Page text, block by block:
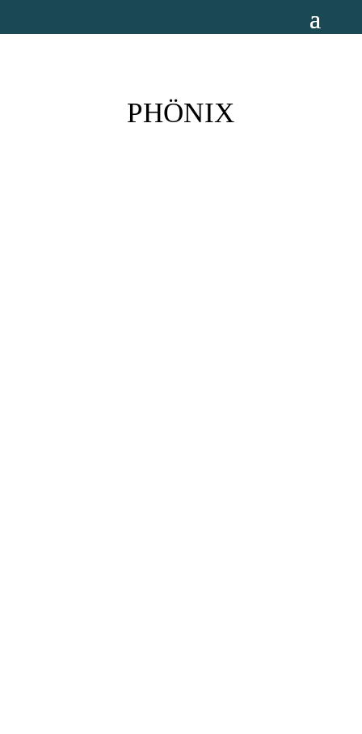
PHÖNIX